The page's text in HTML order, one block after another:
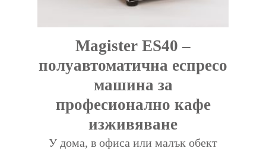
Magister ES40 –
полуавтоматична еспресо
машина за
професионално кафе
изживяване
У дома, в офиса или малък обект